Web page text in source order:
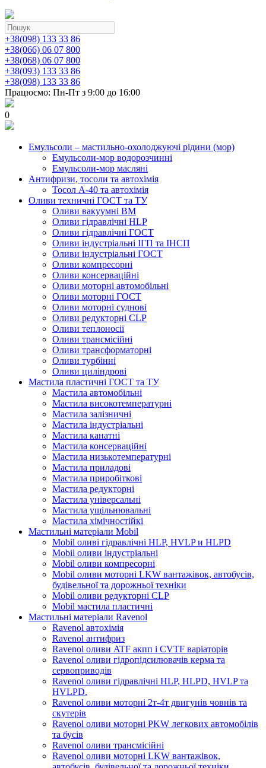
+38(098) 133 33 86
+38(066) 06 07 800
+38(068) 06 07 800
+38(093) 133 33 86
+38(098) 133 33 86
Працюємо: Пн-Пт з 9:00 до 16:00
0
Емульсоли – мастильно-охолоджуючі рідини (мор)
Емульсоли-мор водорозчинні
Емульсоли-мор масляні
Антифризи, тосоли та автохімія
Тосол А-40 та автохімія
Оливи техничні ГОСТ та ТУ
Оливи вакуумні ВМ
Оливи гідравлічні HLP
Оливи гідравлічні ГОСТ
Оливи індустріальні ІГП та ІНСП
Оливи індустріальні ГОСТ
Оливи компресорні
Оливи консерваційні
Оливи моторні автомобільні
Оливи моторні ГОСТ
Оливи моторні суднові
Оливи редукторні CLP
Оливи теплоносії
Оливи трансмісійні
Оливи трансформаторні
Оливи турбінні
Оливи циліндрові
Мастила пластичні ГОСТ та ТУ
Мастила автомобільні
Мастила високотемпературні
Мастила залізничні
Мастила індустріальні
Мастила канатні
Мастила консерваційні
Мастила низькотемпературні
Мастила приладові
Мастила приробіткові
Мастила редукторні
Мастила універсальні
Мастила ущільнювальні
Мастила хімічностійкі
Мастильні матеріали Mobil
Mobil оливі гідравлічні HLP, HVLP и HLPD
Mobil оливи індустріальні
Mobil оливи компресорні
Mobil оливи моторні LKW вантажівок, автобусів,
будівельної та дорожньої техніки
Mobil оливи редукторні CLP
Mobil мастила пластичні
Мастильні матеріали Ravenol
Ravenol автохімія
Ravenol антифриз
Ravenol оливи ATF акпп і CVTF варіаторів
Ravenol оливи гідропідсилювачів керма та
сервоприводів
Ravenol оливи гідравлічні HLP, HLPD, HVLP та
HVLPD.
Ravenol оливи моторні 2т-4т двигунів човнів та
скутерів
Ravenol оливи моторні PKW легкових автомобілів
та бусів
Ravenol оливи трансмісійні
Ravenol оливи моторні LKW вантажівок,